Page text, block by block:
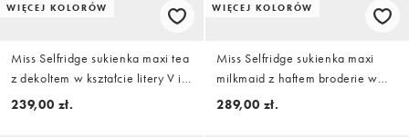
WIĘCEJ KOLORÓW
Miss Selfridge sukienka maxi tea
z dekoltem w kształcie litery V i
koronkowym wykończeniem w
239,00 zł.
WIĘCEJ KOLORÓW
Miss Selfridge sukienka maxi
milkmaid z haftem broderie w
kolorze mauve
289,00 zł.